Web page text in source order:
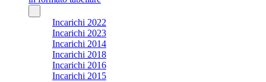
Incarichi 2022
Incarichi 2023
Incarichi 2014
Incarichi 2018
Incarichi 2016
Incarichi 2015